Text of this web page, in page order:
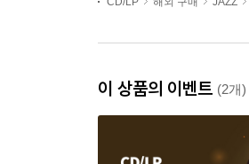
이 상품의 이벤트 (2개)